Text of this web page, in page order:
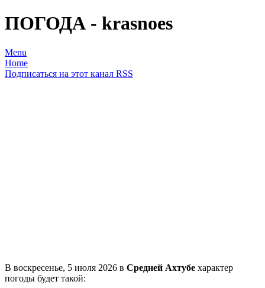
ПОГОДА - krasnoes
Menu
Home
Подписаться на этот канал RSS
В воскресенье, 5 июля 2026 в Средней Ахтубе характер
погоды будет такой: